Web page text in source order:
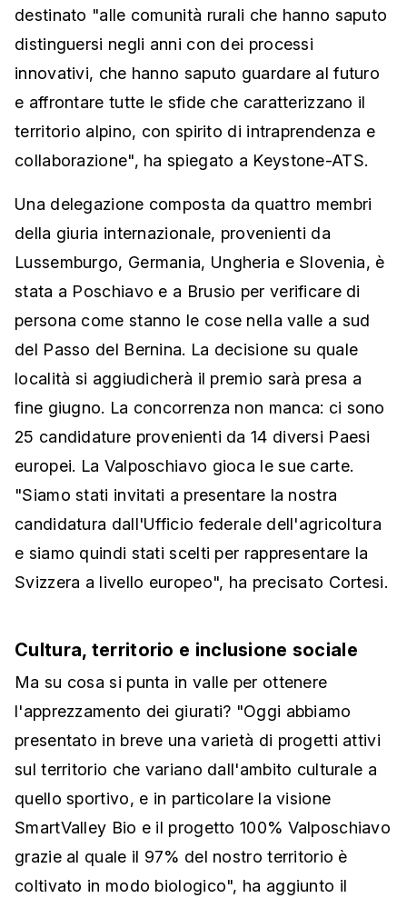
destinato "alle comunità rurali che hanno saputo
distinguersi negli anni con dei processi
innovativi, che hanno saputo guardare al futuro
e affrontare tutte le sfide che caratterizzano il
territorio alpino, con spirito di intraprendenza e
collaborazione", ha spiegato a Keystone-ATS.
Una delegazione composta da quattro membri
della giuria internazionale, provenienti da
Lussemburgo, Germania, Ungheria e Slovenia, è
stata a Poschiavo e a Brusio per verificare di
persona come stanno le cose nella valle a sud
del Passo del Bernina. La decisione su quale
località si aggiudicherà il premio sarà presa a
fine giugno. La concorrenza non manca: ci sono
25 candidature provenienti da 14 diversi Paesi
europei. La Valposchiavo gioca le sue carte.
"Siamo stati invitati a presentare la nostra
candidatura dall'Ufficio federale dell'agricoltura
e siamo quindi stati scelti per rappresentare la
Svizzera a livello europeo", ha precisato Cortesi.
Cultura, territorio e inclusione sociale
Ma su cosa si punta in valle per ottenere
l'apprezzamento dei giurati? "Oggi abbiamo
presentato in breve una varietà di progetti attivi
sul territorio che variano dall'ambito culturale a
quello sportivo, e in particolare la visione
SmartValley Bio e il progetto 100% Valposchiavo
grazie al quale il 97% del nostro territorio è
coltivato in modo biologico", ha aggiunto il